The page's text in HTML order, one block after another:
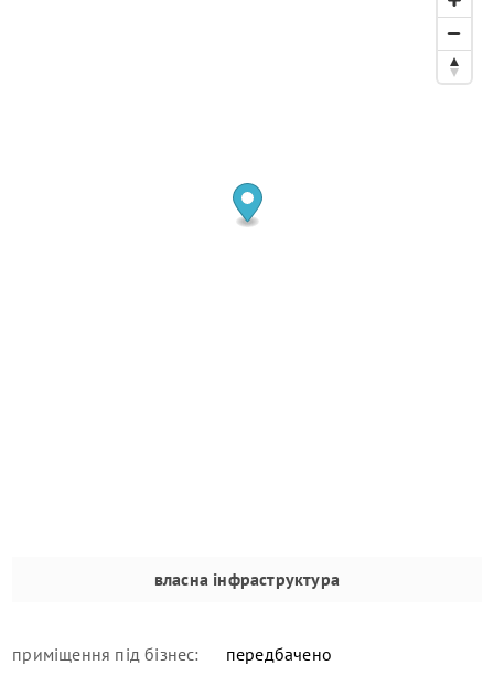
власна інфраструктура
приміщення під бізнес: передбачено